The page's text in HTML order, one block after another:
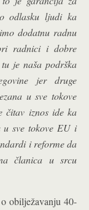
odlasku ljudi ka
dodatnu radnu
radnici i dobre
je naša podrška
jer druge
u sve tokove
čitav iznos ide ka
u sve tokove EU i
i reforme da
članica u srcu
obilježavanju 40-